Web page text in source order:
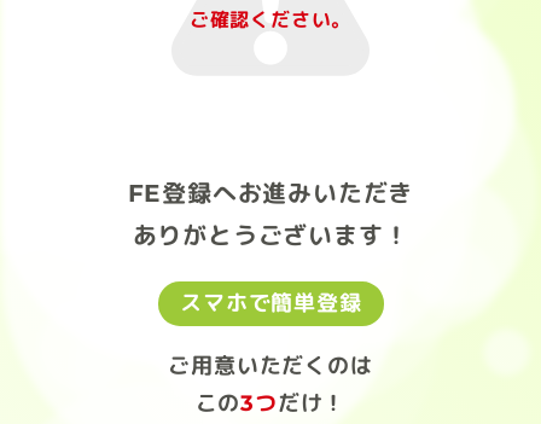
ご確認ください。
FE登録へお進みいただき
ありがとうございます！
スマホで簡単登録
ご用意いただくのは
この3つだけ！